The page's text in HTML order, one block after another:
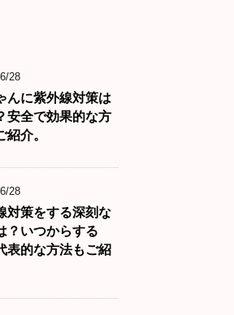
28
んに紫外線対策は
安全で効果的な方
紹介。
28
対策をする深刻な
？いつからする
表的な方法もご紹